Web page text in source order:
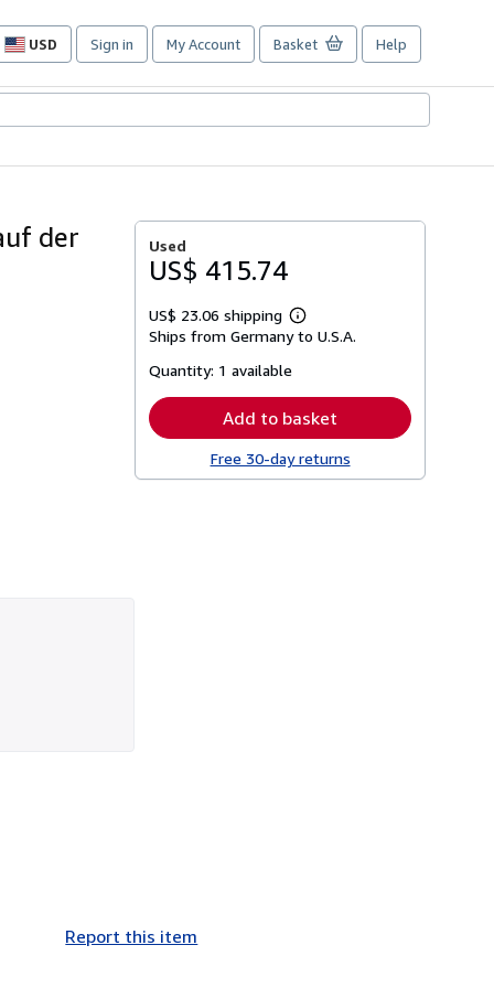
USD
Site
preferences
Sign in My Account Basket Help
der
Used
US$ 415.74
US$ 23.06 shipping
Learn
more
Ships from Germany to U.S.A.
Quantity: 1 available
Add to basket
Free 30-day returns
Report this item